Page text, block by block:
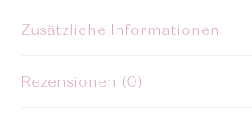
Zusätzliche Informationen
Rezensionen (0)